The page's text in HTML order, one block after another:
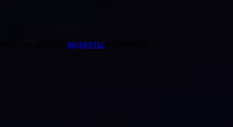
из раздела виджеты